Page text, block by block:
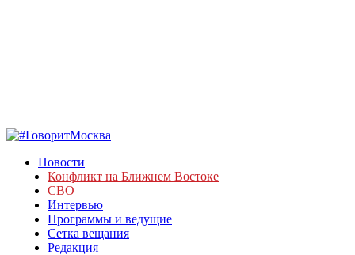
Новости
Конфликт на Ближнем Востоке
СВО
Интервью
Программы и ведущие
Сетка вещания
Редакция